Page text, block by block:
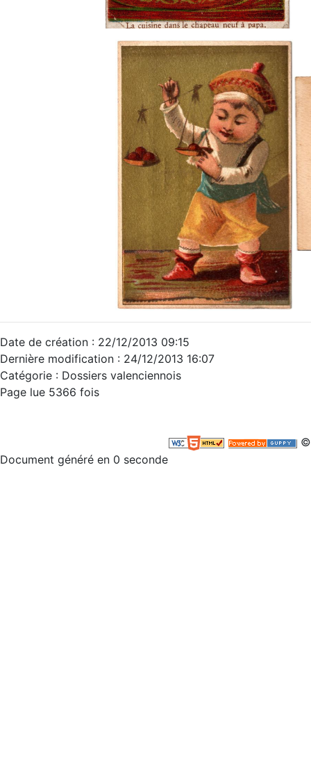
Date de création : 22/12/2013 09:15
Dernière modification : 24/12/2013 16:07
Catégorie : Dossiers valenciennois
Page lue 5366 fois
©
Document généré en 0 seconde